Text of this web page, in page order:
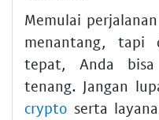
Memulai
menantang, tapi
tepat, Anda bisa
tenang. Jangan
crypto serta